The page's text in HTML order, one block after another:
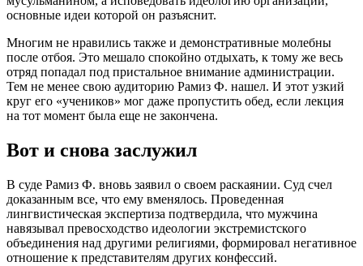
основные идеи которой он разъяснит.
Многим не нравились также и демонстративные молебны
после отбоя. Это мешало спокойно отдыхать, к тому же весь
отряд попадал под пристальное внимание администрации.
Тем не менее свою аудиторию Рамиз Ф. нашел. И этот узкий
круг его «учеников» мог даже пропустить обед, если лекция
на тот момент была еще не закончена.
Вот и снова заслужил
В суде Рамиз Ф. вновь заявил о своем раскаянии. Суд счел
доказанным все, что ему вменялось. Проведенная
лингвистическая экспертиза подтвердила, что мужчина
навязывал превосходство идеологии экстремистского
объединения над другими религиями, формировал негативное
отношение к представителям других конфессий.